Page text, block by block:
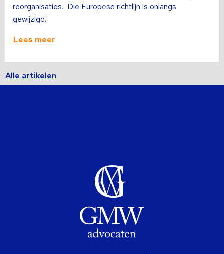
reorganisaties. Die Europese richtlijn is onlangs
gewijzigd.
Lees meer
Alle artikelen